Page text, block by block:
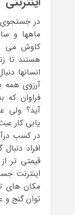
در جستجوی
ماهها و
کاوش می
هستند تا
انسانها
آرزوی
فراوان
آید؟ ولی
یابی کار
در کسب
افراد
قیمتی تر
اینترنت
مکان های
توان گنج و